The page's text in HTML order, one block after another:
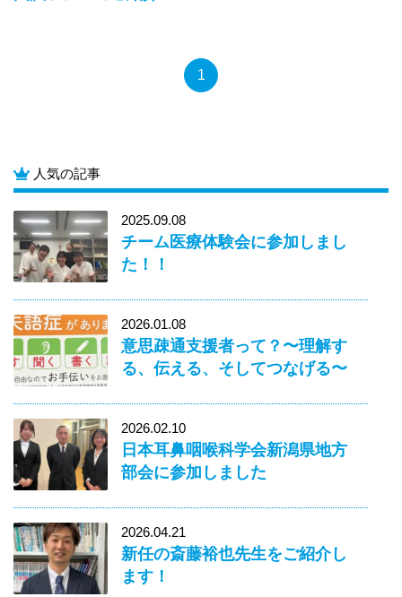
1
人気の記事
2025.09.08
チーム医療体験会に参加しまし
た！！
2026.01.08
意思疎通支援者って？〜理解す
る、伝える、そしてつなげる〜
2026.02.10
日本耳鼻咽喉科学会新潟県地方
部会に参加しました
2026.04.21
新任の斎藤裕也先生をご紹介し
ます！